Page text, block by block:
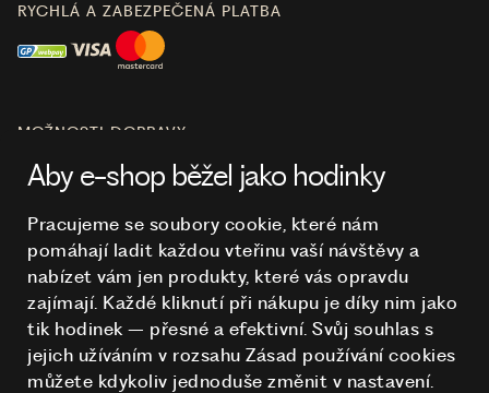
O NÁKUPU
HODINKY
RYCHLÁ A ZABEZPEČENÁ PLATBA
MOŽNOSTI DOPRAVY
Aby e-shop běžel jako hodinky
Pracujeme se soubory cookie, které nám
pomáhají ladit každou vteřinu vaší návštěvy a
nabízet vám jen produkty, které vás opravdu
zajímají. Každé kliknutí při nákupu je díky nim jako
tik hodinek – přesné a efektivní. Svůj souhlas s
jejich užíváním v rozsahu Zásad používání cookies
můžete kdykoliv jednoduše změnit v nastavení.